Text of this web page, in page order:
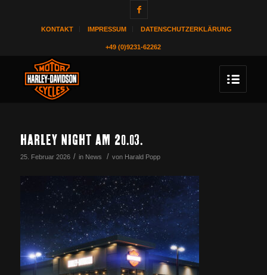
KONTAKT IMPRESSUM DATENSCHUTZERKLÄRUNG
+49 (0)9231-62262
HARLEY NIGHT AM 20.03.
25. Februar 2026 / in News / von Harald Popp